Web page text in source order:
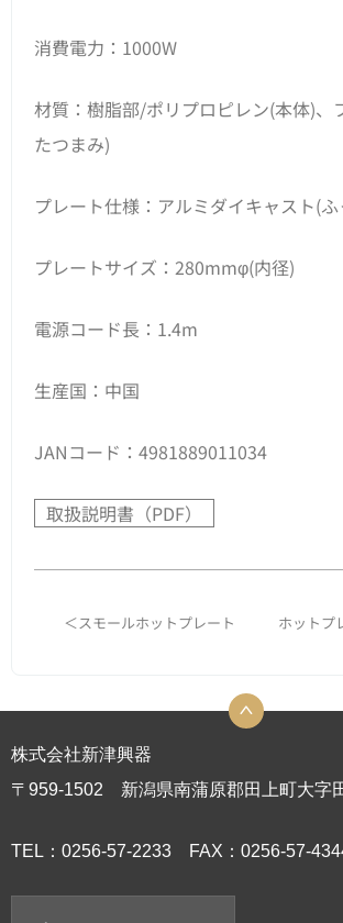
消費電力：1000W
材質：樹脂部/ポリプロピレン(本体)、
たつまみ)
プレート仕様：アルミダイキャスト(
プレートサイズ：280mmφ(内径)
電源コード長：1.4m
生産国：中国
JANコード：4981889011034
取扱説明書（PDF）
＜スモールホットプレート ホットプ
株式会社新津興器
〒959-1502 新潟県南蒲原郡田上町大字
TEL：0256-57-2233 FAX：0256-57-